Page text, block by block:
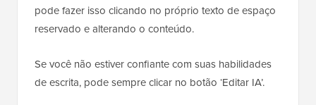
pode fazer isso clicando no próprio texto de espaço
reservado e alterando o conteúdo.
Se você não estiver confiante com suas habilidades
de escrita, pode sempre clicar no botão ‘Editar IA’.